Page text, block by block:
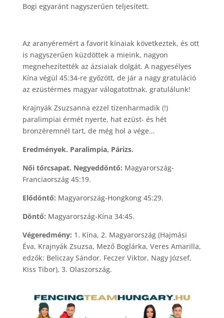
Bogi egyaránt nagyszerűen teljesített.
Az aranyéremért a favorit kínaiak következtek, és ott
is nagyszerűen küzdöttek a mieink, nagyon
megnehezítették az ázsiaiak dolgát. A nagyesélyes
Kína végül 45:34-re győzött, de jár a nagy gratuláció
az ezüstérmes magyar válogatottnak, gratulálunk!
Krajnyák Zsuzsanna ezzel tizenharmadik (!)
paralimpiai érmét nyerte, hat ezüst- és hét
bronzéremnél tart, de még hol a vége…
Eredmények. Paralimpia, Párizs.
Női tőrcsapat. Negyeddöntő: Magyarország-
Franciaország 45:19.
Elődöntő: Magyarország-Hongkong 45:29.
Döntő: Magyarország-Kína 34:45.
Végeredmény: 1. Kína, 2. Magyarország (Hajmási
Éva, Krajnyák Zsuzsa, Mező Boglárka, Veres Amarilla,
edzők: Beliczay Sándor, Feczer Viktor, Nagy József,
Kiss Tibor), 3. Olaszország.